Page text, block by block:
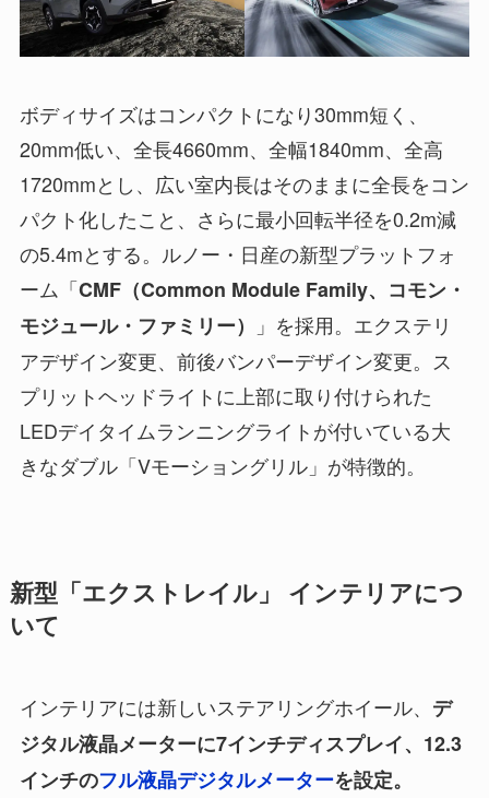
ボディサイズはコンパクトになり30mm短く、
20mm低い、全長4660mm、全幅1840mm、全高
1720mmとし、広い室内長はそのままに全長をコン
パクト化したこと、さらに最小回転半径を0.2m減
の5.4mとする。ルノー・日産の新型プラットフォ
ーム「CMF（Common Module Family、コモン・
モジュール・ファミリー）
」を採用。エクステリ
アデザイン変更、前後バンパーデザイン変更。ス
プリットヘッドライトに上部に取り付けられた
LEDデイタイムランニングライトが付いている大
きなダブル「Vモーショングリル」が特徴的。
新型「エクストレイル」 インテリアにつ
いて
インテリアには新しいステアリングホイール、 デ
ジタル液晶メーターに7インチディスプレイ、12.3
インチのフル液晶デジタルメーターを設定。